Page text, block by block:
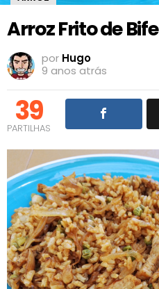
Arroz Frito de Bife
por Hugo
9 anos atrás
39
PARTILHAS